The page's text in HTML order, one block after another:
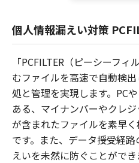
個人情報漏えい対策
「PCFILTER（ピーシーフ
むファイルを高速で自動検
処と管理を実現します。PC
ある、マイナンバーやクレ
が含まれたファイルを素早
です。また、データ授受経
えいを未然に防ぐことができ